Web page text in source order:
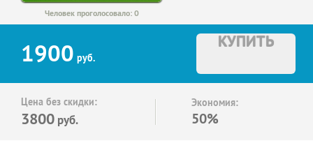
Человек проголосовало: 0
1900 руб.
КУПИТЬ
Цена без скидки:
3800 руб.
Экономия:
50%